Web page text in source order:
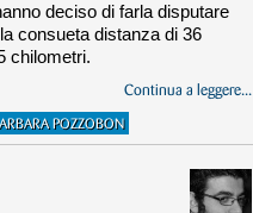
deciso di farla disputare
consueta distanza di 36
chilometri.
Continua a leggere...
POZZOBON